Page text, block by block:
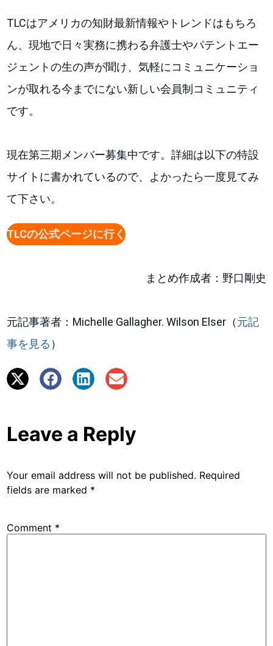
TLCはアメリカの知財最新情報やトレンドはもちろ
ん、現地で日々実務に携わる弁護士やパテントエー
ジェントの生の声が聞け、気軽にコミュニケーショ
ンが取れる今までにない新しい会員制コミュニティ
です。
現在第三期メンバー募集中です。詳細は以下の特設
サイトに書かれているので、よかったら一度見てみ
て下さい。
TLCの公式ページに行く
まとめ作成者：野口剛史
元記事著者：Michelle Gallagher. Wilson Elser（元記
事を見る ）
Leave a Reply
Your email address will not be published. Required
fields are marked *
Comment *